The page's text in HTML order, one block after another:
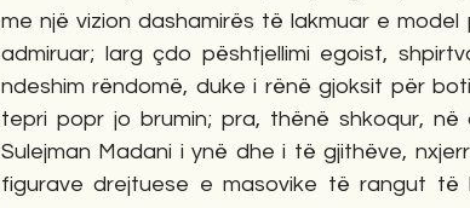
me një vizion dashamirës të lakmuar e
admiruar; larg çdo pështjellimi egoist,
ndeshim rëndomë, duke i rënë gjoksit për
tepri popr jo brumin; pra, thënë shkoqur,
Sulejman Madani i ynë dhe i të gjithëve,
figurave drejtuese e masovike të rangut të